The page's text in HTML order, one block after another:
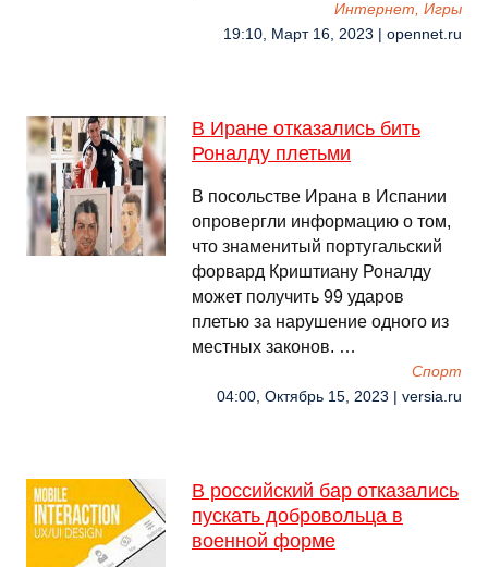
Интернет, Игры
19:10, Март 16, 2023 | opennet.ru
В Иране отказались бить
Роналду плетьми
В посольстве Ирана в Испании
опровергли информацию о том,
что знаменитый португальский
форвард Криштиану Роналду
может получить 99 ударов
плетью за нарушение одного из
местных законов. …
Спорт
04:00, Октябрь 15, 2023 | versia.ru
В российский бар отказались
пускать добровольца в
военной форме